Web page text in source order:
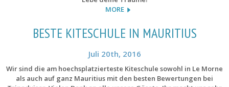
MORE
BESTE KITESCHULE IN MAURITIUS
Juli 20th, 2016
Wir sind die am hoechsplatzierteste Kiteschule sowohl in Le Morne
als auch auf ganz Mauritius mit den besten Bewertungen bei